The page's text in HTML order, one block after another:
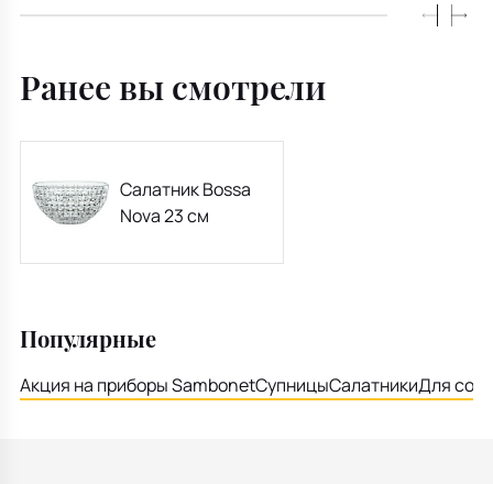
Ранее вы смотрели
Салатник Bossa
Nova 23 см
Популярные
Акция на приборы SambonetСупницыСалатникиДля